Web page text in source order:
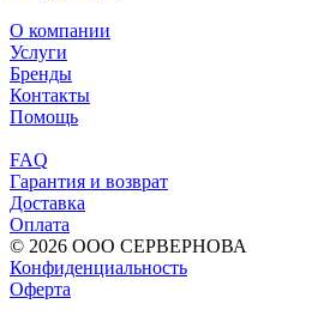
О компании
Услуги
Бренды
Контакты
Помощь
FAQ
Гарантия и возврат
Доставка
Оплата
© 2026 ООО СЕРВЕРНОВА
Конфиденциальность
Оферта